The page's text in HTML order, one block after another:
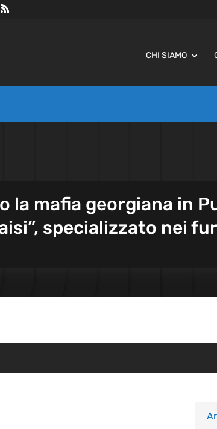
CHI SIAMO
la mafia georgiana in
specializzato nei